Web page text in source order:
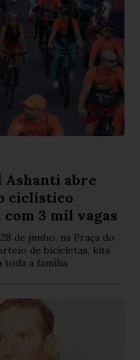
Ashanti abre
ciclístico
3 mil vagas
de junho, na Praça do
de bicicletas, kits
toda a família